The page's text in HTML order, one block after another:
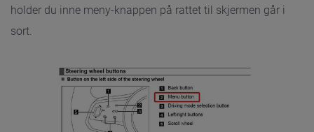
holder du inne meny-knappen på rattet til skjermen går i
sort.